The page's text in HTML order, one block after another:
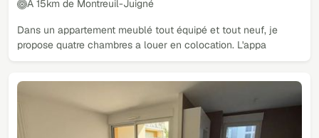
À 15km de Montreuil-Juigné
Dans un appartement meublé tout équipé et tout neuf, je
propose quatre chambres a louer en colocation. L'appa